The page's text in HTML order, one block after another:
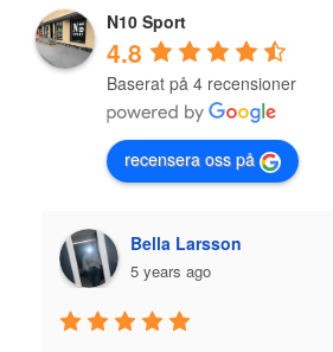
N10 Sport
4.8
Baserat på 4 recensioner
recensera oss på
Bella Larsson
5 years ago